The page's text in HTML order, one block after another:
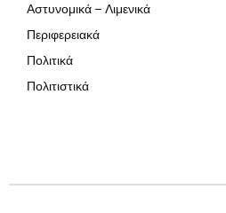
Αστυνομικά – Λιμενικά
Περιφερειακά
Πολιτικά
Πολιτιστικά